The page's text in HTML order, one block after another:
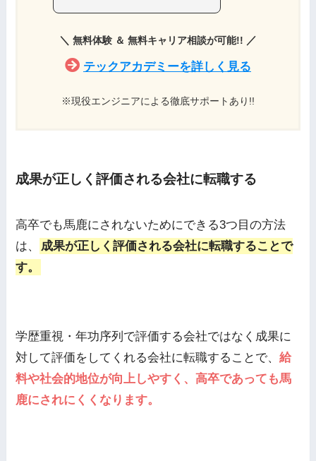
＼ 無料体験 ＆ 無料キャリア相談が可能!! ／
テックアカデミーを詳しく見る
※現役エンジニアによる徹底サポートあり!!
成果が正しく評価される会社に転職する
高卒でも馬鹿にされないためにできる3つ目の方法
は、
成果が正しく評価される会社に転職することで
す。
学歴重視・年功序列で評価する会社ではなく成果に
対して評価をしてくれる会社に転職することで、給
料や社会的地位が向上しやすく、高卒であっても馬
鹿にされにくくなります。